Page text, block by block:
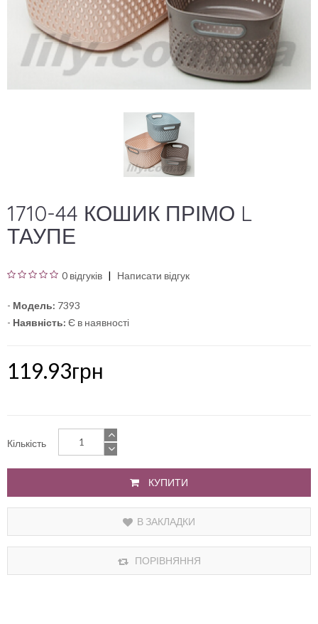
1710-44 КОШИК ПРІМО L
ТАУПЕ
0 відгуків Написати відгук
- Модель: 7393
- Наявність: Є в наявності
119.93грн
Кількість
КУПИТИ
В ЗАКЛАДКИ
ПОРІВНЯННЯ